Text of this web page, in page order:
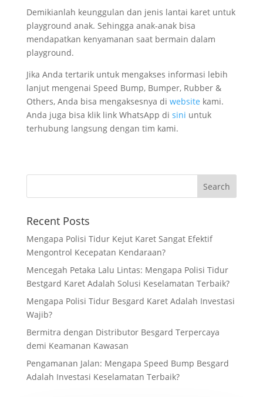
Demikianlah keunggulan dan jenis lantai karet untuk
playground anak. Sehingga anak-anak bisa
mendapatkan kenyamanan saat bermain dalam
playground.
Jika Anda tertarik untuk mengakses informasi lebih
lanjut mengenai Speed Bump, Bumper, Rubber &
Others, Anda bisa mengaksesnya di website kami.
Anda juga bisa klik link WhatsApp di sini untuk
terhubung langsung dengan tim kami.
Recent Posts
Mengapa Polisi Tidur Kejut Karet Sangat Efektif
Mengontrol Kecepatan Kendaraan?
Mencegah Petaka Lalu Lintas: Mengapa Polisi Tidur
Bestgard Karet Adalah Solusi Keselamatan Terbaik?
Mengapa Polisi Tidur Besgard Karet Adalah Investasi
Wajib?
Bermitra dengan Distributor Besgard Terpercaya
demi Keamanan Kawasan
Pengamanan Jalan: Mengapa Speed Bump Besgard
Adalah Investasi Keselamatan Terbaik?